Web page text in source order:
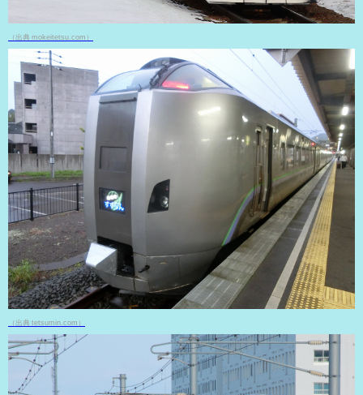
（出典 mokeitetsu.com）
（出典 tetsumin.com）